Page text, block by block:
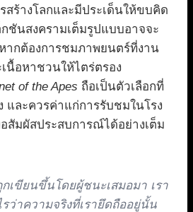
ร้างโลกและมีประเด็นให้ขบคิด
ชันสงครามเต็มรูปแบบอาจจะ
ากต้องการชมภาพยนตร์ที่งาน
นื้อหาชวนให้ไตร่ตรอง
of the Apes ถือเป็นตัวเลือกที่
และควรค่าแก่การรับชมในโรง
สัมผัสประสบการณ์ได้อย่างเต็ม
เขียนขึ้นโดยผู้ชนะเสมอมา เรา
รว่าความจริงที่เรายึดถืออยู่นั้น